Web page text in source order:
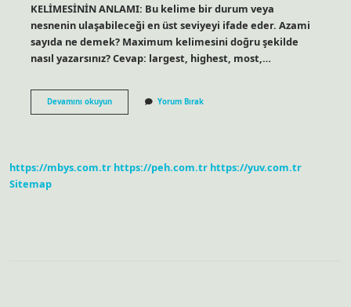
KELİMESİNİN ANLAMI: Bu kelime bir durum veya
nesnenin ulaşabileceği en üst seviyeyi ifade eder. Azami
sayıda ne demek? Maximum kelimesini doğru şekilde
nasıl yazarsınız? Cevap: largest, highest, most,…
Devamını okuyunAzami
Sayısı
Yorum Bırak
https://mbys.com.tr https://peh.com.tr https://yuv.com.tr
Sitemap